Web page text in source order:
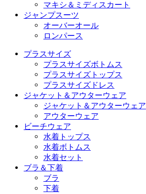
マキシ＆ミディスカート
ジャンプスーツ
オーバーオール
ロンパース
プラスサイズ
プラスサイズボトムス
プラスサイズトップス
プラスサイズドレス
ジャケット＆アウターウェア
ジャケット＆アウターウェア
アウターウェア
ビーチウェア
水着トップス
水着ボトムス
水着セット
ブラ＆下着
ブラ
下着